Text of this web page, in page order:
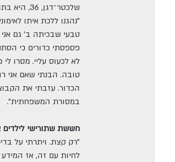
שלכטר־דגן, 36, היא בתו של סטיב שלכטר, שחקן כדורסל אמריקאי שעלה לארץ ושיחק בנבחרת ישראל ובקבוצות שונות במשך 30 שנה.
"נהגנו ללכת איתו
טבעי שבכיתה ב' גם
פספסתי כדורים כי
טובה. הבנתי שאם אני
הכדור. עזבתי את
במסורת המשפחתית".
חששת שתורישי
"רק קצת. ויתרתי על
לחיות עם זה, אז המידע